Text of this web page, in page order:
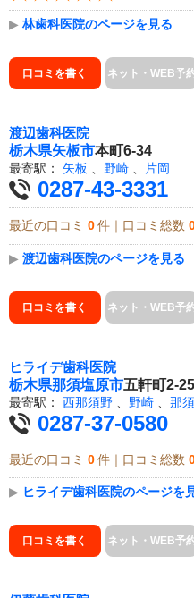
▶ 林歯科医院のページを見る
口コミを書く ネット・WEB予
渡辺歯科医院
栃木県矢板市本町6-34
最寄駅： 矢板 野崎 片岡
0287-43-3331
最近の口コミ 0 件｜口コミ総数
▶ 渡辺歯科医院のページを見る
口コミを書く ネット・WEB予
ヒライデ歯科医院
栃木県那須塩原市五軒町2-25
最寄駅： 西那須野 野崎 那
0287-37-0580
最近の口コミ 0 件｜口コミ総数
▶ ヒライデ歯科医院のページを
口コミを書く ネット・WEB予